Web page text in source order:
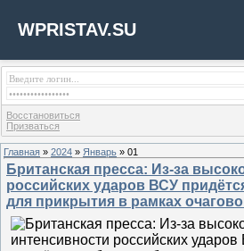
WPRISTAV.SU
Восстановиться
Призваться
Главная » 2024 » Январь » 01
Британская пресса: Из-за
российских ударов ВСУ
для прикрытия в рамках